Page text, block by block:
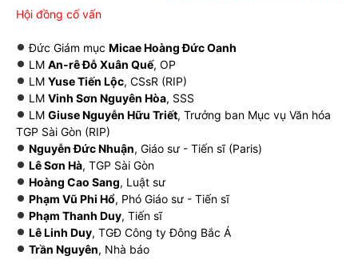
Hội đồng cố vấn
Đức Giám mục Micae Hoàng Đức Oanh
LM An-rê Đỗ Xuân Quế, OP
LM Yuse Tiến Lộc, CSsR (RIP)
LM Vinh Sơn Nguyên Hòa, SSS
LM Giuse Nguyễn Hữu Triết, Trưởng ban Mục vụ Văn hóa
TGP Sài Gòn (RIP)
Nguyễn Đức Nhuận, Giáo sư - Tiến sĩ (Paris)
Lê Sơn Hà, TGP Sài Gòn
Hoàng Cao Sang, Luật sư
Phạm Vũ Phi Hổ, Phó Giáo sư - Tiến sĩ
Phạm Thanh Duy, Tiến sĩ
Lê Linh Duy, TGĐ Công ty Đông Bắc Á
Trần Nguyên, Nhà báo